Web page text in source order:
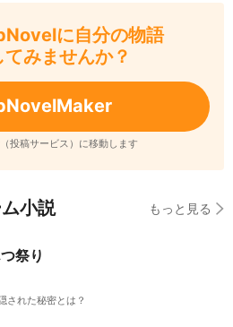
に自分の物語
てみませんか？
投稿サービス）に移動します
小説 もっと見る
祭り
された秘密とは？